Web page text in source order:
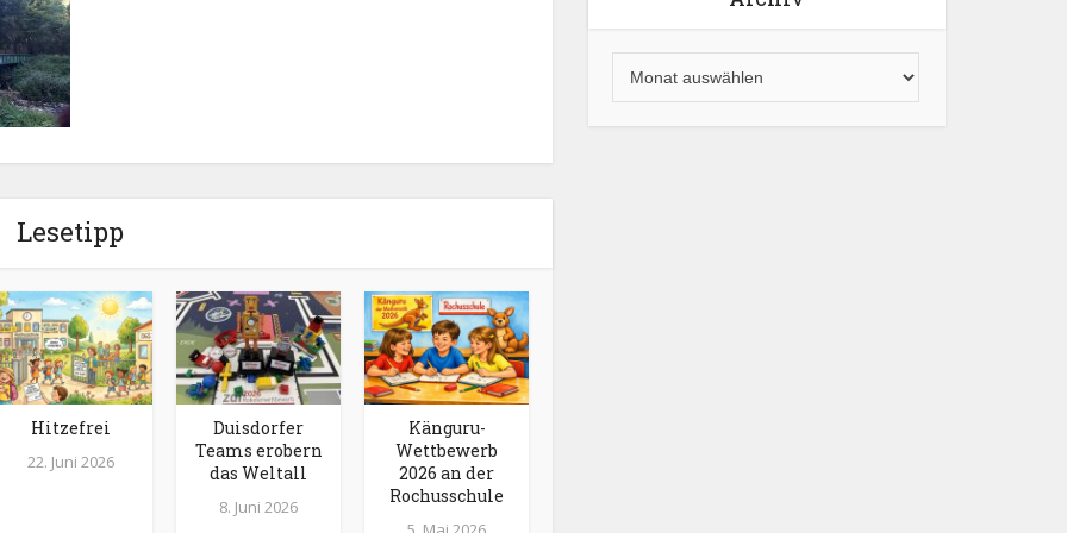
Lesetipp
Hitzefrei
22. Juni 2026
Duisdorfer
Teams erobern
das Weltall
8. Juni 2026
Känguru-
Wettbewerb
2026 an der
Rochusschule